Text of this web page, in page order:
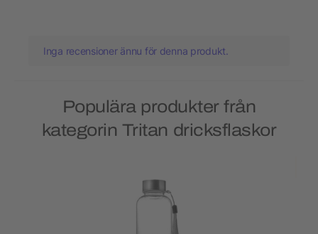
Inga recensioner ännu för denna produkt.
Populära produkter från
kategorin Tritan dricksflaskor